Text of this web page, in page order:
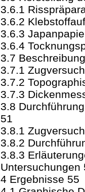
3.6.1
3.6.2
3.6.3
3.6.4
3.7
3.7.1
3.7.2
3.7.3
3.8
51
3.8.1
3.8.2
3.8.3
Untersuchungen
4 Ergebnisse 55